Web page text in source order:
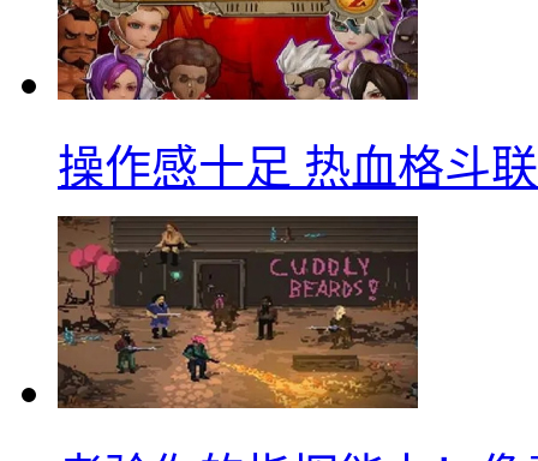
操作感十足 热血格斗